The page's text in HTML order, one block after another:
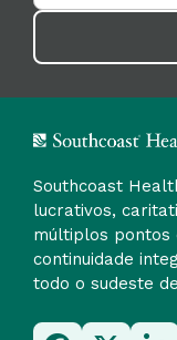
Southcoast
lucrativos,
múltiplos pontos
continuidade
todo o sudeste